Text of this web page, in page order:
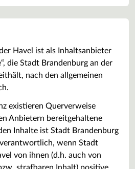
Havel ist als Inhaltsanbieter
die Stadt Brandenburg an der
nach den allgemeinen
existieren Querverweise
Anbietern bereitgehaltene
Inhalte ist Stadt Brandenburg
wenn Stadt
von ihnen (d.h. auch von